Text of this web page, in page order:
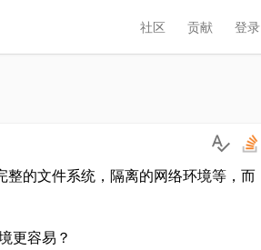
登录
贡献
社区
整的文件系统，隔离的网络环境等，而
更容易？